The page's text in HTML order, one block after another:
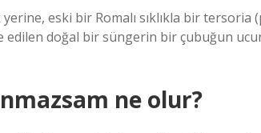
eski bir Romalı sıklıkla bir tersoria
edilen doğal bir süngerin bir çubuğun
ne olur?